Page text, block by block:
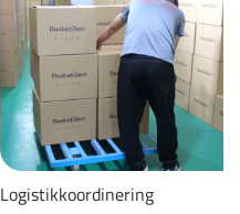
Logistikkoordinering